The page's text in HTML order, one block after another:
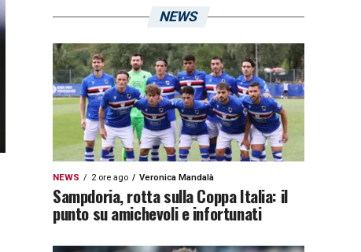
NEWS
NEWS 2 ore ago Veronica Mandalà
Sampdoria, rotta sulla Coppa Italia: il
punto su amichevoli e infortunati